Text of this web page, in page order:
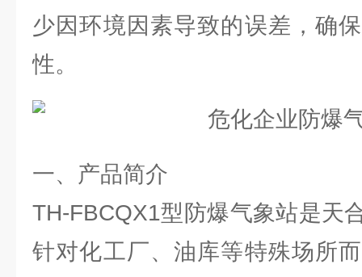
少因环境因素导致的误差，确
性。
一、产品简介
TH-FBCQX1型防爆气象站是天
针对化工厂、油库等特殊场所